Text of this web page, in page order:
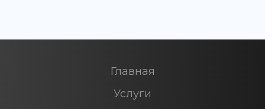
Главная
Услуги